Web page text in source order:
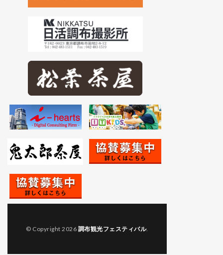
© Copyright 2026 調布観光フェスティバル.